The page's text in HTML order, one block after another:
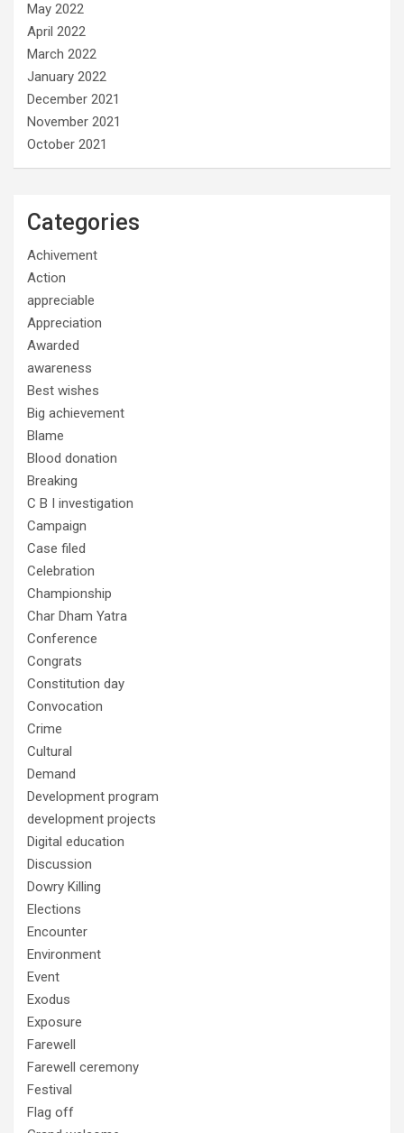
May 2022
April 2022
March 2022
January 2022
December 2021
November 2021
October 2021
Categories
Achivement
Action
appreciable
Appreciation
Awarded
awareness
Best wishes
Big achievement
Blame
Blood donation
Breaking
C B I investigation
Campaign
Case filed
Celebration
Championship
Char Dham Yatra
Conference
Congrats
Constitution day
Convocation
Crime
Cultural
Demand
Development program
development projects
Digital education
Discussion
Dowry Killing
Elections
Encounter
Environment
Event
Exodus
Exposure
Farewell
Farewell ceremony
Festival
Flag off